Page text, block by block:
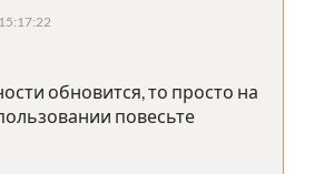
обновится, то просто на
повесьте